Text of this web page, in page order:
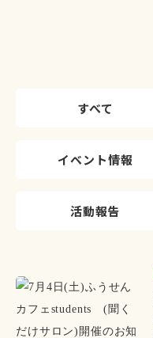
すべて
イベント情報
活動報告